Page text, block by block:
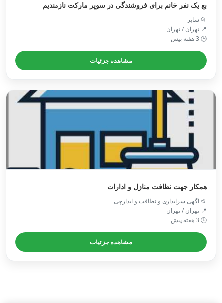
بع یک نفر خانم برای فروشندگی در سوپر مارکت نازمندیم
📂 سایر
📍 تهران / تهران
🕒 3 هفته پیش
مشاهده جزئیات
همکار جهت نظافت منازل و ادارات
📂 اگهی سرایداری و نظافت و ابدارچی
📍 تهران / تهران
🕒 3 هفته پیش
مشاهده جزئیات